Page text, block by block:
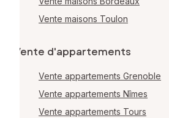
Vente maisons Toulon
Vente d'appartements
Vente appartements Grenoble
Vente appartements Nîmes
Vente appartements Tours